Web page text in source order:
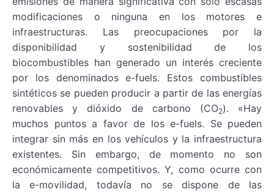
modificaciones o ninguna en los motores e
infraestructuras. Las preocupaciones por la
disponibilidad y sostenibilidad de los
biocombustibles han generado un interés creciente
por los denominados e-fuels. Estos combustibles
sintéticos se pueden producir a partir de las energías
renovables y dióxido de carbono (CO2). «Hay
muchos puntos a favor de los e-fuels. Se pueden
integrar sin más en los vehículos y la infraestructura
existentes. Sin embargo, de momento no son
económicamente competitivos. Y, como ocurre con
la e-movilidad, todavía no se dispone de las